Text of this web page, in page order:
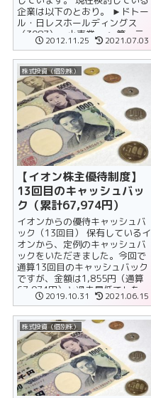
企業は以下のとおり。 ►ドトー
ル・日レスホールディングス
（3087） 小売業 ►第一三
共（4568） 医薬品......
2012.11.25 2021.07.03
株式投資（個別株）
【イオン株主優待制度】
13回目のキャッシュバッ
ク（累計67,974円）
イオンからの優待キャッシュバ
ック（13回目） 保有しているイ
オンから、定例のキャッシュバ
ックをいただきました。今回で
通算13回目のキャッシュバック
ですが、金額は1,855円（通算
67,974円）と過去最低でした。
過去最低......
2019.10.31 2021.06.15
株式投資（個別株）